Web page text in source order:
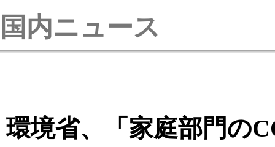
国内ニュース
環境省、「家庭部門の